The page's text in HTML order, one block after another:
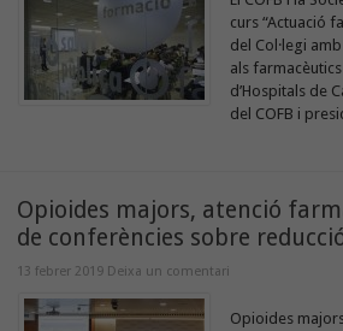
curs “Actuació
del Col·legi
als
d’Hospitals de
del COFB i
Opioides majors, atenció
de conferències sobre
13 febrer 2019 Deixa un comentari
Opioides